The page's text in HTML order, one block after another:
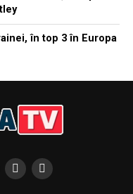
în top 3 în Europa